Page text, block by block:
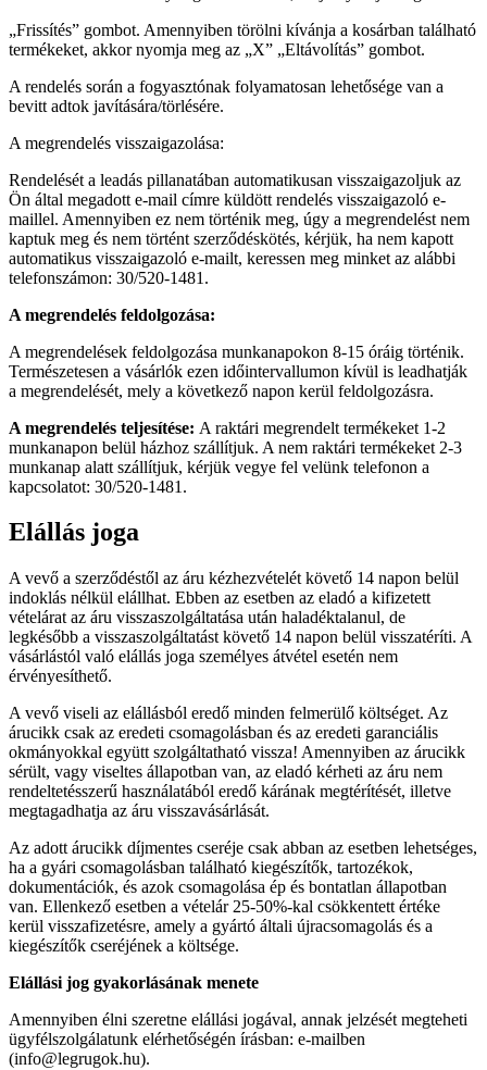
„Frissítés” gombot. Amennyiben törölni kívánja a kosárban található
termékeket, akkor nyomja meg az „X” „Eltávolítás” gombot.
A rendelés során a fogyasztónak folyamatosan lehetősége van a
bevitt adtok javítására/törlésére.
A megrendelés visszaigazolása:
Rendelését a leadás pillanatában automatikusan visszaigazoljuk az
Ön által megadott e-mail címre küldött rendelés visszaigazoló e-
maillel. Amennyiben ez nem történik meg, úgy a megrendelést nem
kaptuk meg és nem történt szerződéskötés, kérjük, ha nem kapott
automatikus visszaigazoló e-mailt, keressen meg minket az alábbi
telefonszámon: 30/520-1481.
A megrendelés feldolgozása:
A megrendelések feldolgozása munkanapokon 8-15 óráig történik.
Természetesen a vásárlók ezen időintervallumon kívül is leadhatják
a megrendelését, mely a következő napon kerül feldolgozásra.
A megrendelés teljesítése: A raktári megrendelt termékeket 1-2
munkanapon belül házhoz szállítjuk. A nem raktári termékeket 2-3
munkanap alatt szállítjuk, kérjük vegye fel velünk telefonon a
kapcsolatot: 30/520-1481.
Elállás joga
A vevő a szerződéstől az áru kézhezvételét követő 14 napon belül
indoklás nélkül elállhat. Ebben az esetben az eladó a kifizetett
vételárat az áru visszaszolgáltatása után haladéktalanul, de
legkésőbb a visszaszolgáltatást követő 14 napon belül visszatéríti. A
vásárlástól való elállás joga személyes átvétel esetén nem
érvényesíthető.
A vevő viseli az elállásból eredő minden felmerülő költséget. Az
árucikk csak az eredeti csomagolásban és az eredeti garanciális
okmányokkal együtt szolgáltatható vissza! Amennyiben az árucikk
sérült, vagy viseltes állapotban van, az eladó kérheti az áru nem
rendeltetésszerű használatából eredő kárának megtérítését, illetve
megtagadhatja az áru visszavásárlását.
Az adott árucikk díjmentes cseréje csak abban az esetben lehetséges,
ha a gyári csomagolásban található kiegészítők, tartozékok,
dokumentációk, és azok csomagolása ép és bontatlan állapotban
van. Ellenkező esetben a vételár 25-50%-kal csökkentett értéke
kerül visszafizetésre, amely a gyártó általi újracsomagolás és a
kiegészítők cseréjének a költsége.
Elállási jog gyakorlásának menete
Amennyiben élni szeretne elállási jogával, annak jelzését megteheti
ügyfélszolgálatunk elérhetőségén írásban: e-mailben
(info@legrugok.hu).